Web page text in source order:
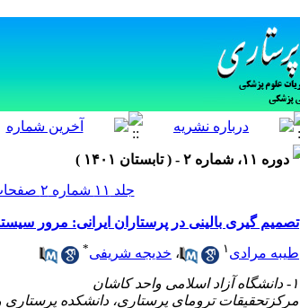
دوره ۱۱، شماره ۲ - ( تابستان ۱۴۰۱ )
جلد ۱۱ شماره ۲ صفحات ۱۳-۱
تصمیم گیری بالینی در پرستاران ایرانی: مرور
طیبه مرادی ۱ ، خدیجه شریفی*
۱- دانشگاه آزاد اسلامی واحد کاشان
مرکزتحقیقات ترومای پرستاری، دانشکده